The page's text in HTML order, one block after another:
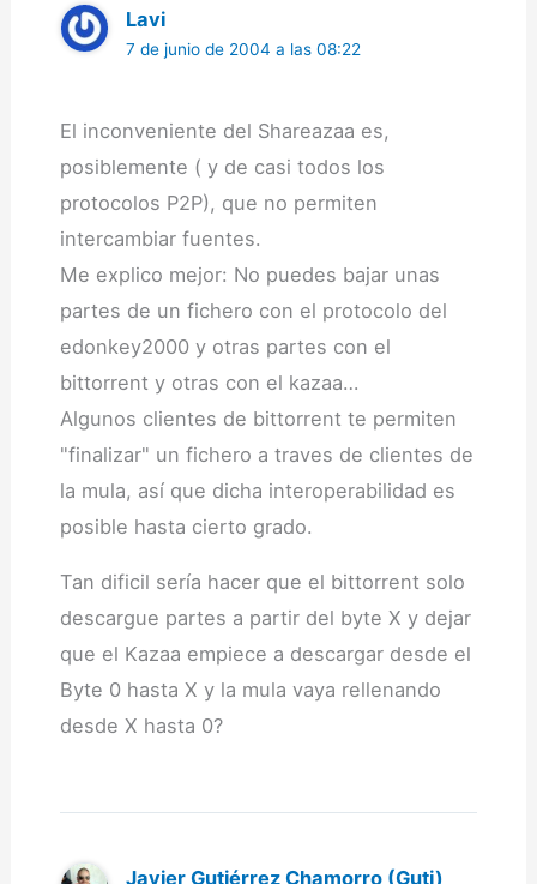
Lavi
7 de junio de 2004 a las 08:22
El inconveniente del Shareazaa es,
posiblemente ( y de casi todos los
protocolos P2P), que no permiten
intercambiar fuentes.
Me explico mejor: No puedes bajar unas
partes de un fichero con el protocolo del
edonkey2000 y otras partes con el
bittorrent y otras con el kazaa…
Algunos clientes de bittorrent te permiten
"finalizar" un fichero a traves de clientes de
la mula, así que dicha interoperabilidad es
posible hasta cierto grado.
Tan dificil sería hacer que el bittorrent solo
descargue partes a partir del byte X y dejar
que el Kazaa empiece a descargar desde el
Byte 0 hasta X y la mula vaya rellenando
desde X hasta 0?
Javier Gutiérrez Chamorro (Guti)